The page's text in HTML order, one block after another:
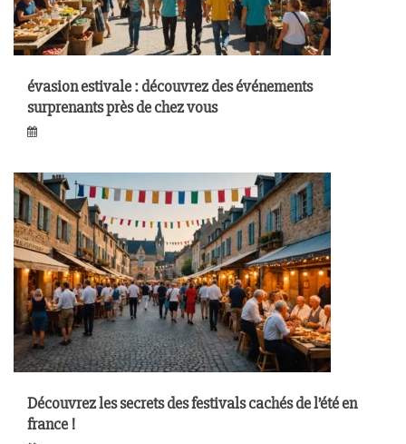
évasion estivale : découvrez des événements
surprenants près de chez vous
Découvrez les secrets des festivals cachés de l’été en
france !